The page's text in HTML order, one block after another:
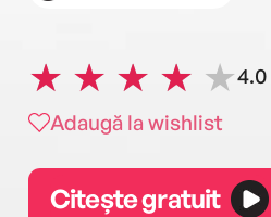
4.0
Adaugă la wishlist
Citește gratuit